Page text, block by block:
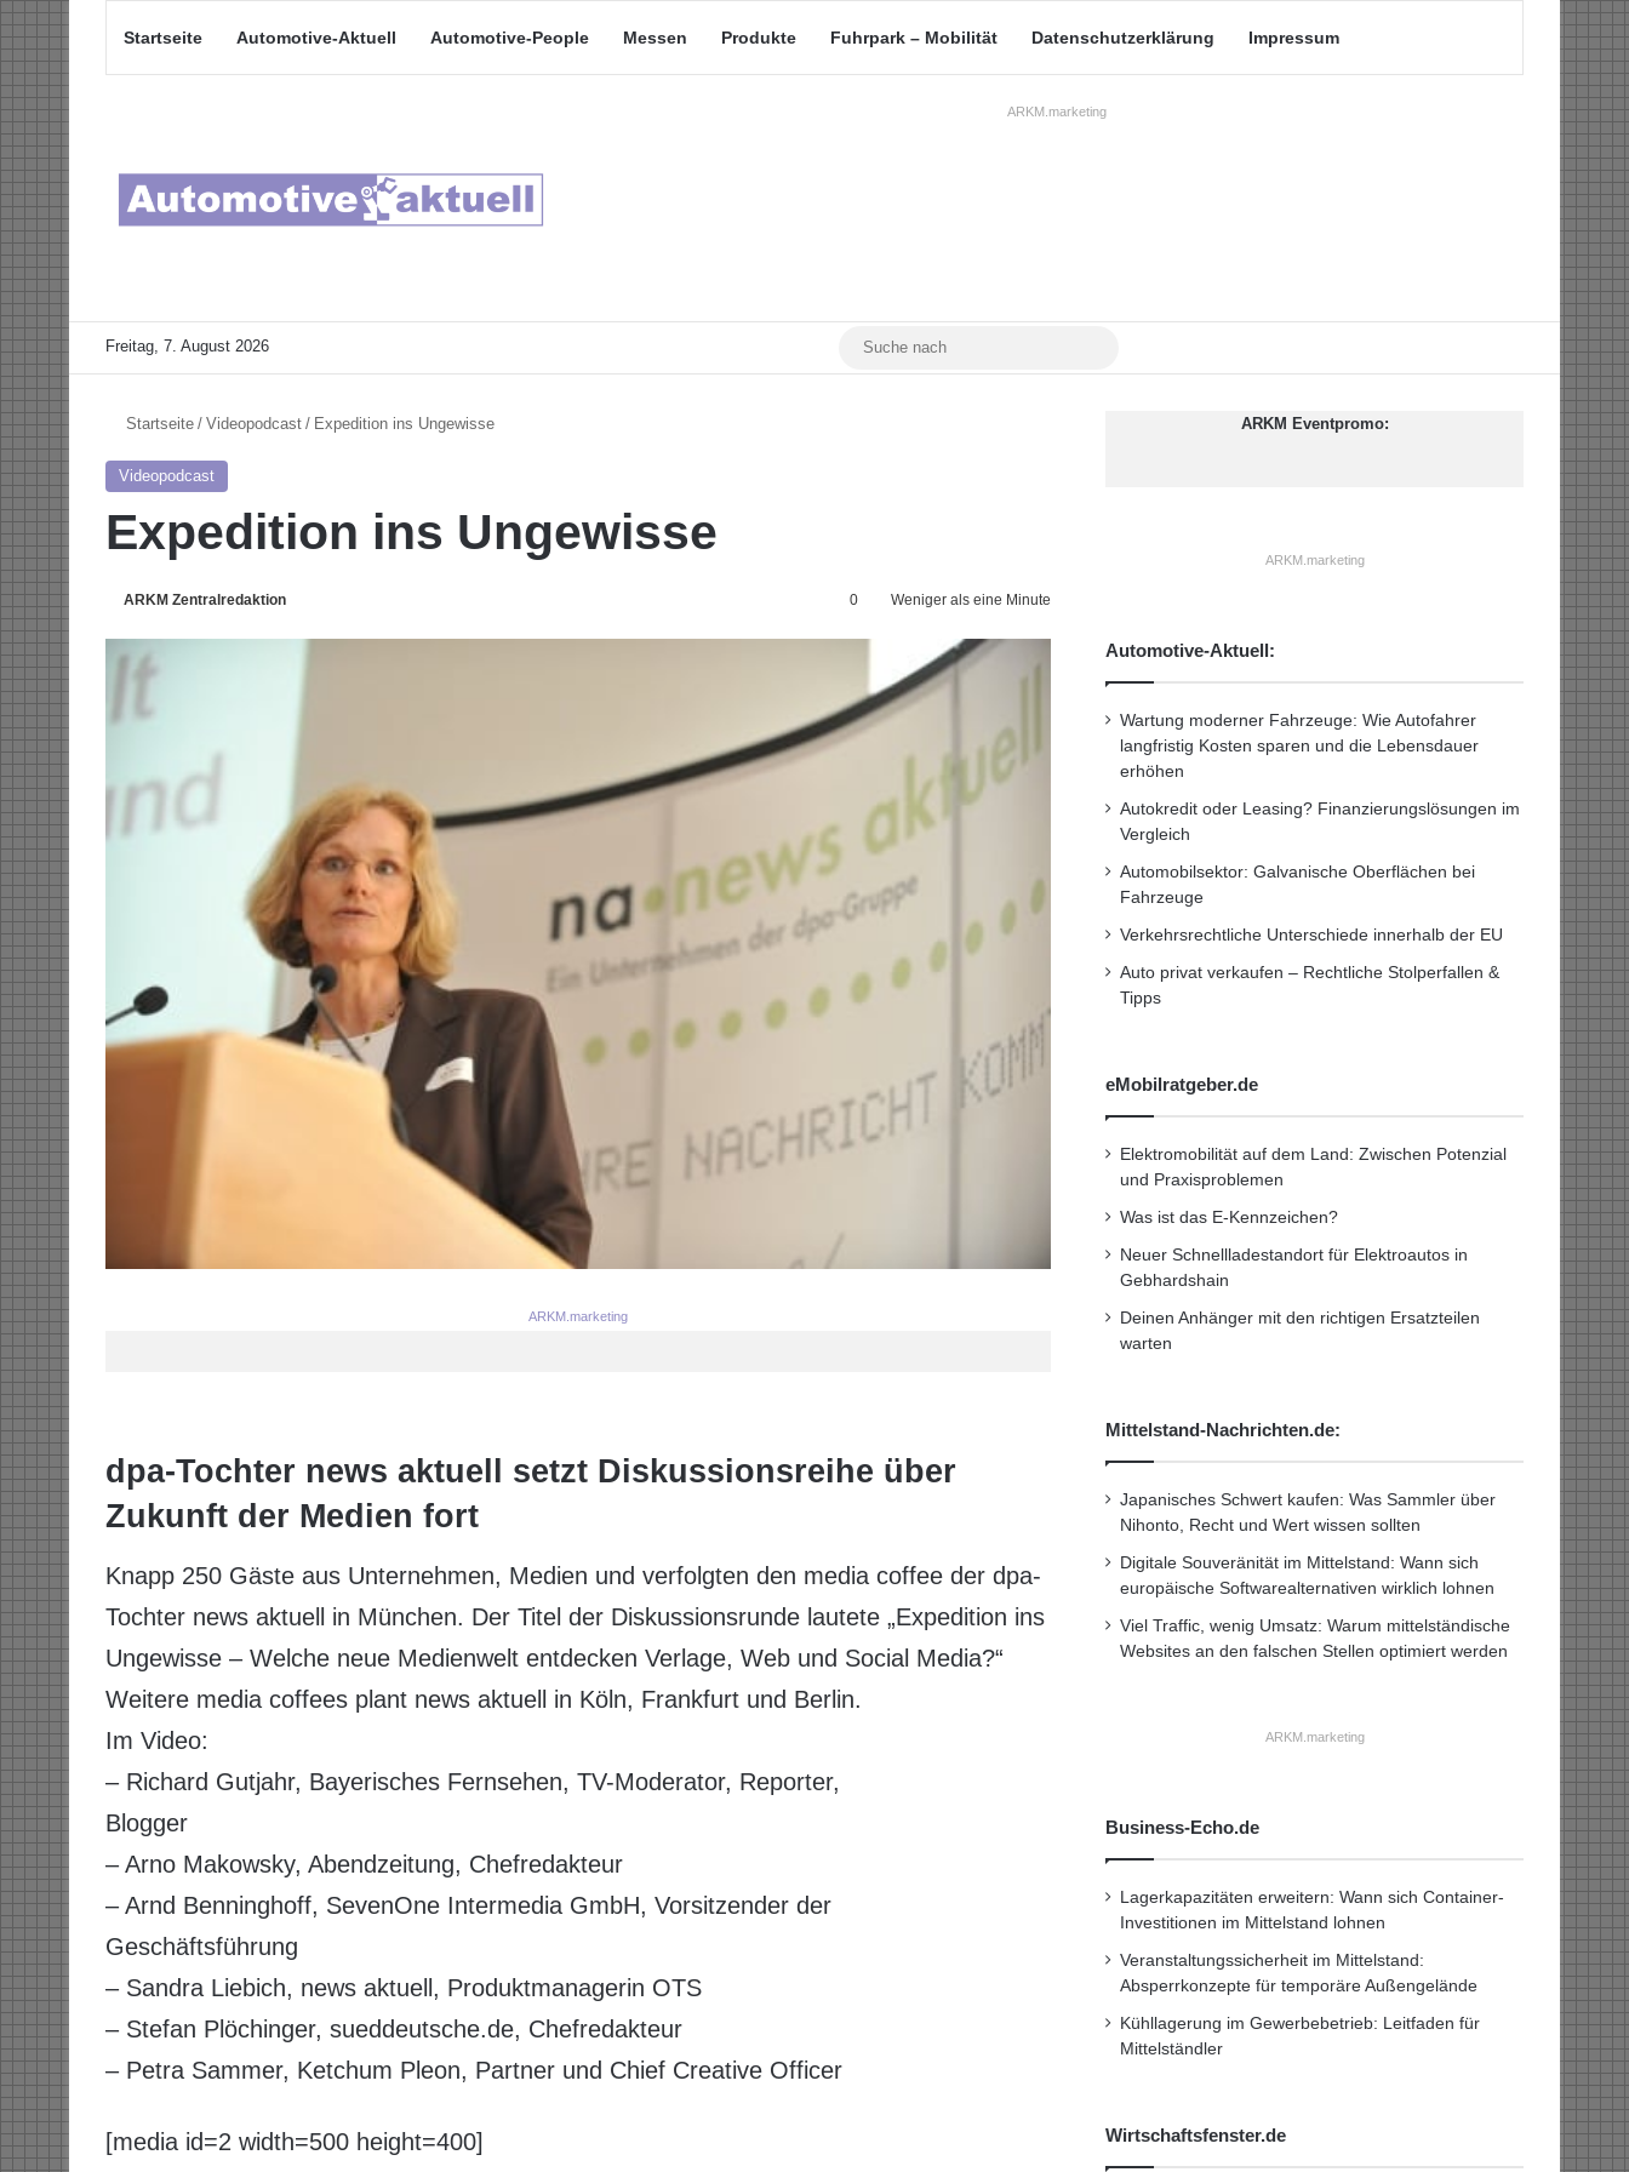
Startseite Automotive-Aktuell Automotive-People Messen Produkte Fuhrpark – Mobilität Datenschutzerklärung Impressum
ARKM.marketing
Freitag, 7. August 2026 YouTubeMastodon
Startseite / Videopodcast / Expedition ins Ungewisse
Videopodcast
Expedition ins Ungewisse
ARKM Zentralredaktion 0 Weniger als eine Minute
ARKM.marketing
dpa-Tochter news aktuell setzt Diskussionsreihe über
Zukunft der Medien fort
Knapp 250 Gäste aus Unternehmen, Medien und verfolgten den media coffee der dpa-
Tochter news aktuell in München. Der Titel der Diskussionsrunde lautete „Expedition ins
Ungewisse – Welche neue Medienwelt entdecken Verlage, Web und Social Media?“
Weitere media coffees plant news aktuell in Köln, Frankfurt und Berlin.
Im Video:
– Richard Gutjahr, Bayerisches Fernsehen, TV-Moderator, Reporter,
Blogger
– Arno Makowsky, Abendzeitung, Chefredakteur
– Arnd Benninghoff, SevenOne Intermedia GmbH, Vorsitzender der
Geschäftsführung
– Sandra Liebich, news aktuell, Produktmanagerin OTS
– Stefan Plöchinger, sueddeutsche.de, Chefredakteur
– Petra Sammer, Ketchum Pleon, Partner und Chief Creative Officer
[media id=2 width=500 height=400]
ARKM Eventpromo:
ARKM.marketing
Automotive-Aktuell:
Wartung moderner Fahrzeuge: Wie Autofahrer
langfristig Kosten sparen und die Lebensdauer
erhöhen
Autokredit oder Leasing? Finanzierungslösungen im
Vergleich
Automobilsektor: Galvanische Oberflächen bei
Fahrzeuge
Verkehrsrechtliche Unterschiede innerhalb der EU
Auto privat verkaufen – Rechtliche Stolperfallen &
Tipps
eMobilratgeber.de
Elektromobilität auf dem Land: Zwischen Potenzial
und Praxisproblemen
Was ist das E-Kennzeichen?
Neuer Schnellladestandort für Elektroautos in
Gebhardshain
Deinen Anhänger mit den richtigen Ersatzteilen
warten
Mittelstand-Nachrichten.de:
Japanisches Schwert kaufen: Was Sammler über
Nihonto, Recht und Wert wissen sollten
Digitale Souveränität im Mittelstand: Wann sich
europäische Softwarealternativen wirklich lohnen
Viel Traffic, wenig Umsatz: Warum mittelständische
Websites an den falschen Stellen optimiert werden
ARKM.marketing
Business-Echo.de
Lagerkapazitäten erweitern: Wann sich Container-
Investitionen im Mittelstand lohnen
Veranstaltungssicherheit im Mittelstand:
Absperrkonzepte für temporäre Außengelände
Kühllagerung im Gewerbebetrieb: Leitfaden für
Mittelständler
Wirtschaftsfenster.de